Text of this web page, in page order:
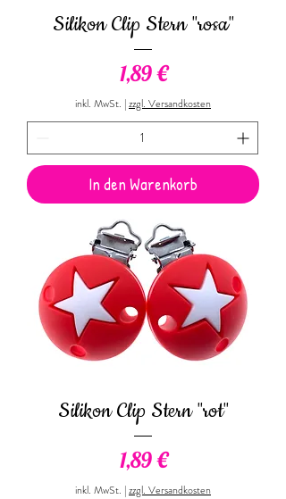
Silikon Clip Stern "rosa"
Preis
1,89 €
inkl. MwSt. |zzgl. Versandkosten
In den Warenkorb
Silikon Clip Stern "rot"
Preis
1,89 €
inkl. MwSt. |zzgl. Versandkosten